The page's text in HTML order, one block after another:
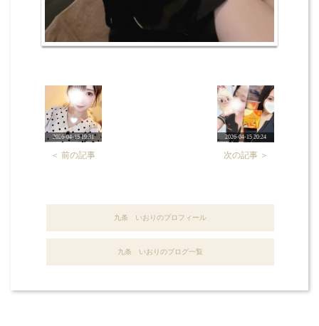
2026-04-15 19:31
＜ 前の記事
2026-04-15 20:24
次の記事 ＞
九条 いおりのプロフィール
九条 いおりのブログ一覧